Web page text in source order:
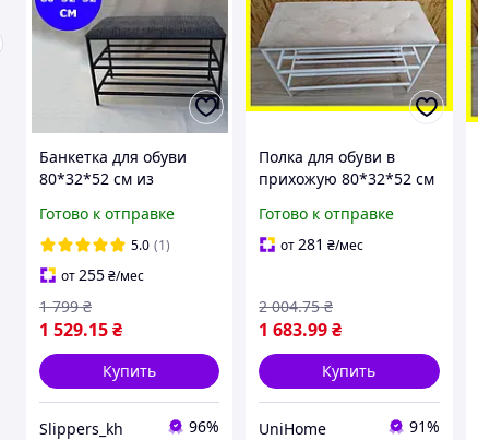
Банкетка для обуви
80*32*52 см из
банкетка 2 полочки
темно-серая, пуф
полочка для обуви
Готово к отправке
5.0 (1)
от255₴/мес
1 529.15₴
1 799 ₴
Купить
Slippers_kh 96%
Полка для обуви в
прихожую 80*32*52 см
каркасом, велюровая
банкетка для обуви на
Готово к отправке
от281 ₴/мес
1 683.99₴
2 004.75 ₴
Купить
UniHome 91%